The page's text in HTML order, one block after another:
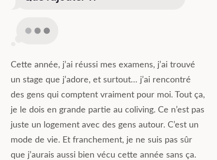
Cette année, j’ai réussi mes examens, j’ai trouvé
un stage que j’adore, et surtout… j’ai rencontré
des gens qui comptent vraiment pour moi. Tout ça,
je le dois en grande partie au coliving. Ce n’est pas
juste un logement avec des gens autour. C’est un
mode de vie. Et franchement, je ne suis pas sûr
que j’aurais aussi bien vécu cette année sans ça.